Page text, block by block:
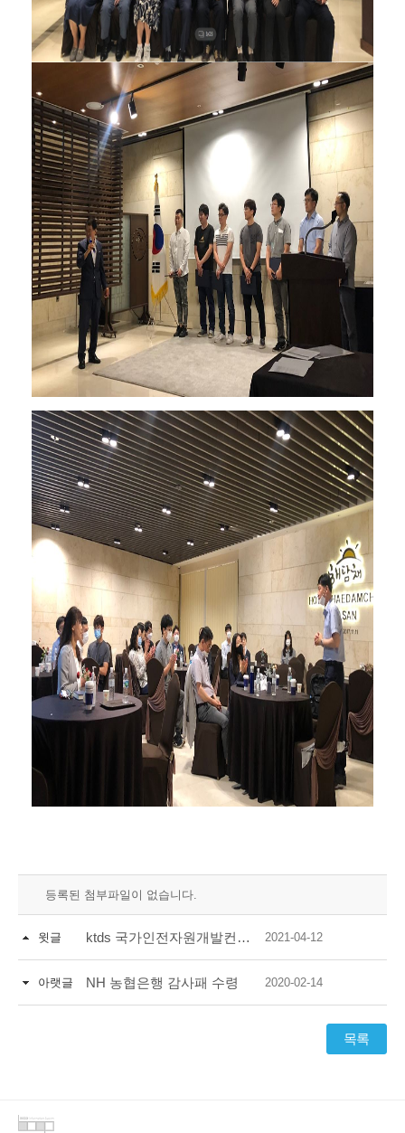
등록된 첨부파일이 없습니다.
윗글 ktds 국가인전자원개발컨소시엄 교육과정 안내 2021-04-12
아랫글 NH 농협은행 감사패 수령 2020-02-14
목록